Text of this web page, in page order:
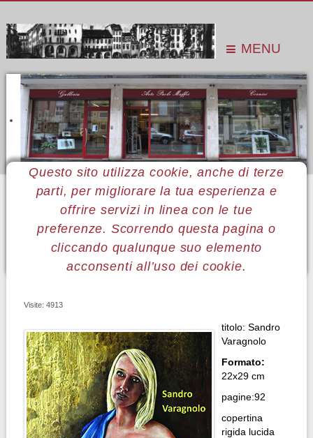
MENU
Questo sito utilizza cookie, anche di terze
parti, per migliorare la tua esperienza e
offrire servizi in linea con le tue
preferenze. Scorrendo questa pagina o
cliccando qualunque suo elemento
acconsenti all’uso dei cookie.
Sei qui: Home Pubblicazioni
Monografie
Sandro Varagnolo
SANDRO VARAGNOLO
Visite: 4913
titolo: Sandro
Varagnolo
Formato:
22x29 cm
pagine:92
copertina
rigida lucida